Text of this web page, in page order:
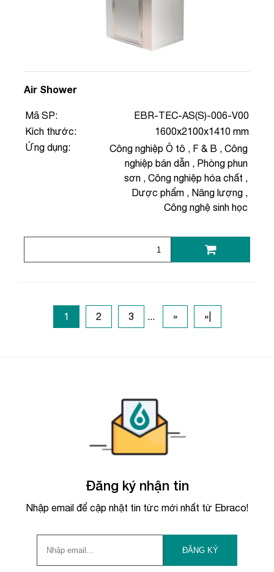
Air Shower
Mã SP:
EBR-TEC-AS(S)-006-V00
Kích thước:
1600x2100x1410 mm
Ứng dụng:
Công nghiệp Ô tô , F & B , Công
nghiệp bán dẫn , Phòng phun
sơn , Công nghiệp hóa chất ,
Dược phẩm , Năng lượng ,
Công nghệ sinh học
1 2 3 ... » »|
Đăng ký nhận tin
Nhập email để cập nhật tin tức mới nhất từ Ebraco!